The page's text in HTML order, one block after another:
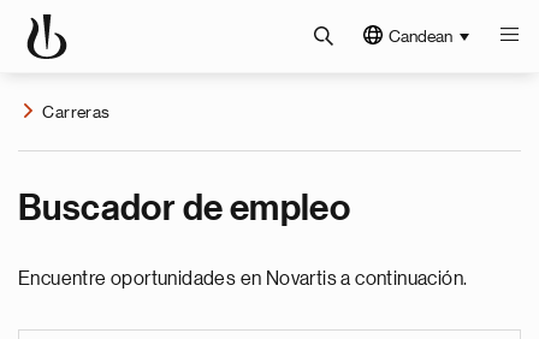
Candean
Carreras
Buscador de empleo
Encuentre oportunidades en Novartis a continuación.